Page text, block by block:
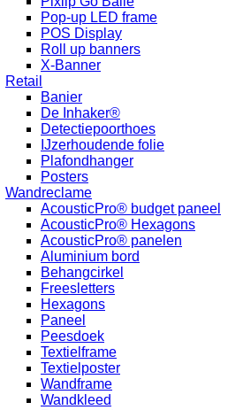
Pop-up LED frame
POS Display
Roll up banners
X-Banner
Retail
Banier
De Inhaker®
Detectiepoorthoes
IJzerhoudende folie
Plafondhanger
Posters
Wandreclame
AcousticPro® budget paneel
AcousticPro® Hexagons
AcousticPro® panelen
Aluminium bord
Behangcirkel
Freesletters
Hexagons
Paneel
Peesdoek
Textielframe
Textielposter
Wandframe
Wandkleed